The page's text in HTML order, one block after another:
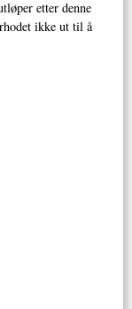
etter denne
ikke ut til å